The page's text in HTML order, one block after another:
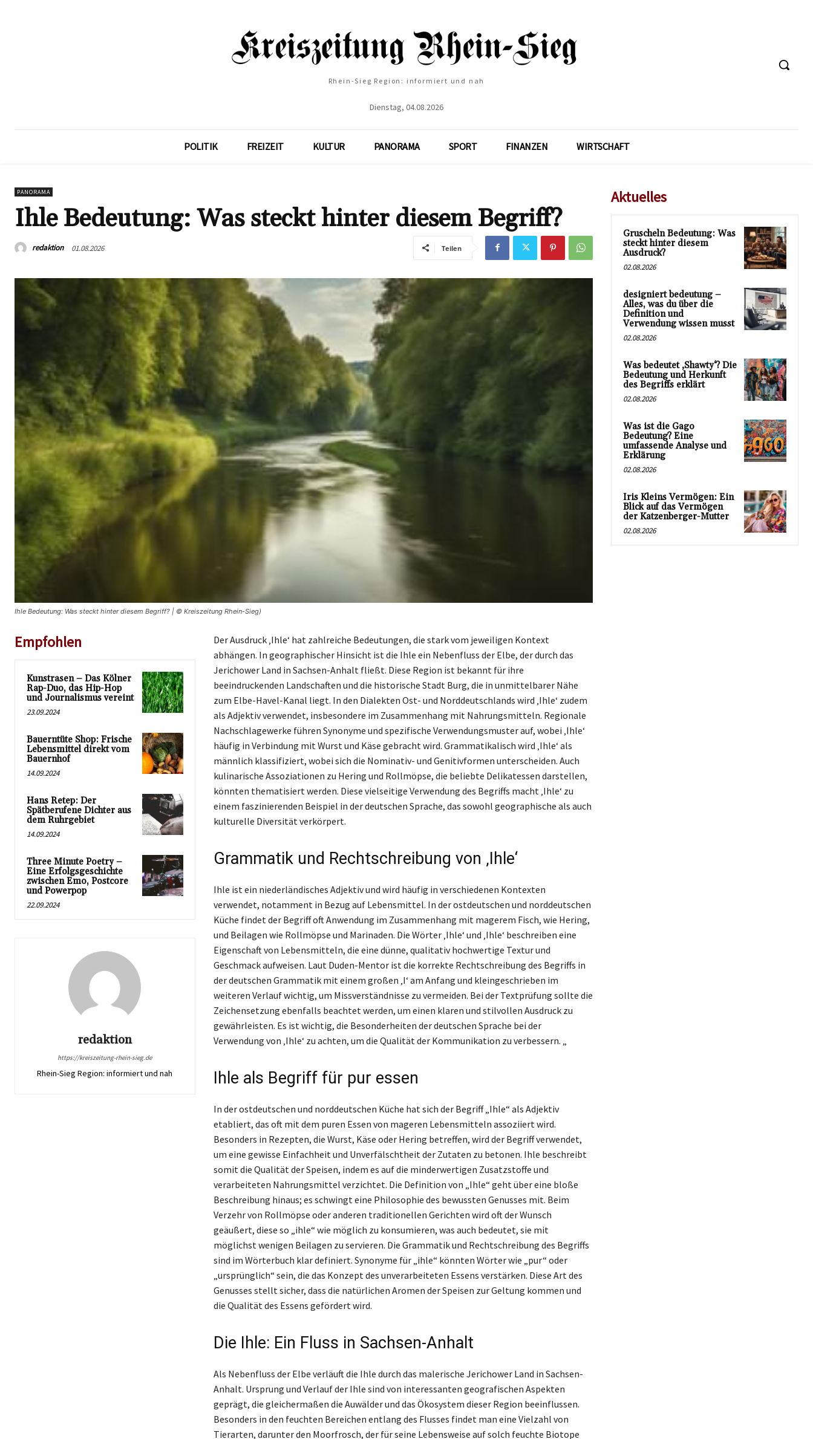
Rhein-Sieg Region: informiert und nah
Dienstag, 04.08.2026
POLITIK FREIZEIT KULTUR PANORAMA SPORT FINANZEN WIRTSCHAFT
PANORAMA
Ihle Bedeutung: Was steckt hinter diesem Begriff?
redaktion 01.08.2026 Teilen
Ihle Bedeutung: Was steckt hinter diesem Begriff? | © Kreiszeitung Rhein-Sieg)
Empfohlen
Kunstrasen – Das Kölner
Rap-Duo, das Hip-Hop
und Journalismus vereint
23.09.2024
Bauerntüte Shop: Frische
Lebensmittel direkt vom
Bauernhof
14.09.2024
Hans Retep: Der
Spätberufene Dichter aus
dem Ruhrgebiet
14.09.2024
Three Minute Poetry –
Eine Erfolgsgeschichte
zwischen Emo, Postcore
und Powerpop
22.09.2024
redaktion
https://kreiszeitung-rhein-sieg.de
Rhein-Sieg Region: informiert und nah
Der Ausdruck ‚Ihle‘ hat zahlreiche Bedeutungen, die stark vom jeweiligen Kontext
abhängen. In geographischer Hinsicht ist die Ihle ein Nebenfluss der Elbe, der durch das
Jerichower Land in Sachsen-Anhalt fließt. Diese Region ist bekannt für ihre
beeindruckenden Landschaften und die historische Stadt Burg, die in unmittelbarer Nähe
zum Elbe-Havel-Kanal liegt. In den Dialekten Ost- und Norddeutschlands wird ‚Ihle‘ zudem
als Adjektiv verwendet, insbesondere im Zusammenhang mit Nahrungsmitteln. Regionale
Nachschlagewerke führen Synonyme und spezifische Verwendungsmuster auf, wobei ‚Ihle‘
häufig in Verbindung mit Wurst und Käse gebracht wird. Grammatikalisch wird ‚Ihle‘ als
männlich klassifiziert, wobei sich die Nominativ- und Genitivformen unterscheiden. Auch
kulinarische Assoziationen zu Hering und Rollmöpse, die beliebte Delikatessen darstellen,
könnten thematisiert werden. Diese vielseitige Verwendung des Begriffs macht ‚Ihle‘ zu
einem faszinierenden Beispiel in der deutschen Sprache, das sowohl geographische als auch
kulturelle Diversität verkörpert.
Grammatik und Rechtschreibung von ‚Ihle‘
Ihle ist ein niederländisches Adjektiv und wird häufig in verschiedenen Kontexten
verwendet, notamment in Bezug auf Lebensmittel. In der ostdeutschen und norddeutschen
Küche findet der Begriff oft Anwendung im Zusammenhang mit magerem Fisch, wie Hering,
und Beilagen wie Rollmöpse und Marinaden. Die Wörter ‚Ihle‘ und ‚Ihle‘ beschreiben eine
Eigenschaft von Lebensmitteln, die eine dünne, qualitativ hochwertige Textur und
Geschmack aufweisen. Laut Duden-Mentor ist die korrekte Rechtschreibung des Begriffs in
der deutschen Grammatik mit einem großen ‚I‘ am Anfang und kleingeschrieben im
weiteren Verlauf wichtig, um Missverständnisse zu vermeiden. Bei der Textprüfung sollte die
Zeichensetzung ebenfalls beachtet werden, um einen klaren und stilvollen Ausdruck zu
gewährleisten. Es ist wichtig, die Besonderheiten der deutschen Sprache bei der
Verwendung von ‚Ihle‘ zu achten, um die Qualität der Kommunikation zu verbessern. „
Ihle als Begriff für pur essen
In der ostdeutschen und norddeutschen Küche hat sich der Begriff „Ihle“ als Adjektiv
etabliert, das oft mit dem puren Essen von mageren Lebensmitteln assoziiert wird.
Besonders in Rezepten, die Wurst, Käse oder Hering betreffen, wird der Begriff verwendet,
um eine gewisse Einfachheit und Unverfälschtheit der Zutaten zu betonen. Ihle beschreibt
somit die Qualität der Speisen, indem es auf die minderwertigen Zusatzstoffe und
verarbeiteten Nahrungsmittel verzichtet. Die Definition von „Ihle“ geht über eine bloße
Beschreibung hinaus; es schwingt eine Philosophie des bewussten Genusses mit. Beim
Verzehr von Rollmöpse oder anderen traditionellen Gerichten wird oft der Wunsch
geäußert, diese so „ihle“ wie möglich zu konsumieren, was auch bedeutet, sie mit
möglichst wenigen Beilagen zu servieren. Die Grammatik und Rechtschreibung des Begriffs
sind im Wörterbuch klar definiert. Synonyme für „ihle“ könnten Wörter wie „pur“ oder
„ursprünglich“ sein, die das Konzept des unverarbeiteten Essens verstärken. Diese Art des
Genusses stellt sicher, dass die natürlichen Aromen der Speisen zur Geltung kommen und
die Qualität des Essens gefördert wird.
Die Ihle: Ein Fluss in Sachsen-Anhalt
Als Nebenfluss der Elbe verläuft die Ihle durch das malerische Jerichower Land in Sachsen-
Anhalt. Ursprung und Verlauf der Ihle sind von interessanten geografischen Aspekten
geprägt, die gleichermaßen die Auwälder und das Ökosystem dieser Region beeinflussen.
Besonders in den feuchten Bereichen entlang des Flusses findet man eine Vielzahl von
Tierarten, darunter den Moorfrosch, der für seine Lebensweise auf solch feuchte Biotope
Aktuelles
Gruscheln Bedeutung: Was
steckt hinter diesem
Ausdruck?
02.08.2026
designiert bedeutung –
Alles, was du über die
Definition und
Verwendung wissen musst
02.08.2026
Was bedeutet ‚Shawty‘? Die
Bedeutung und Herkunft
des Begriffs erklärt
02.08.2026
Was ist die Gago
Bedeutung? Eine
umfassende Analyse und
Erklärung
02.08.2026
Iris Kleins Vermögen: Ein
Blick auf das Vermögen
der Katzenberger-Mutter
02.08.2026